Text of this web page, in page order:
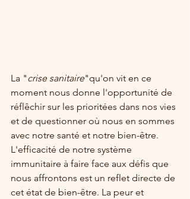
La "crise sanitaire"qu'on vit en ce
moment nous donne l'opportunité de
réflêchir sur les prioritées dans nos vies
et de questionner où nous en sommes
avec notre santé et notre bien-être.
L'efficacité de notre système
immunitaire à faire face aux défis que
nous affrontons est un reflet directe de
cet état de bien-être. La peur et